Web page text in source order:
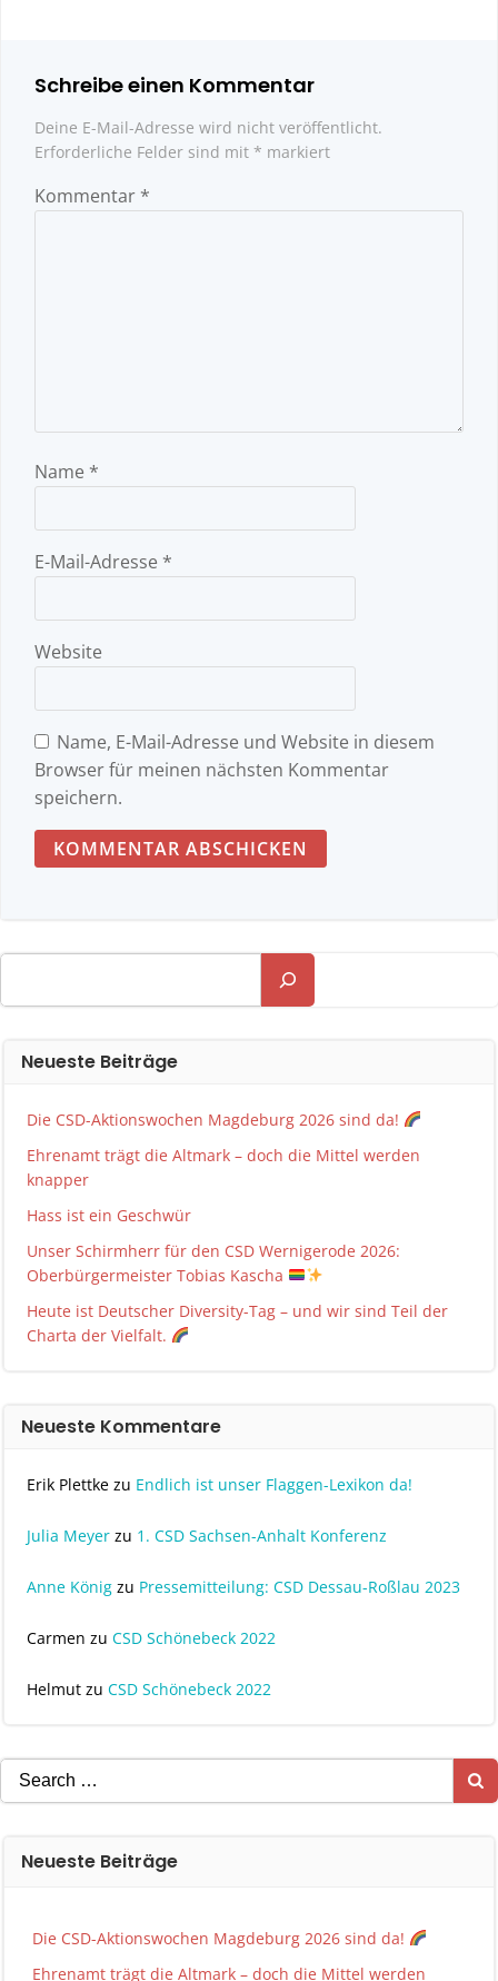
Schreibe einen Kommentar
Deine E-Mail-Adresse wird nicht veröffentlicht.
Erforderliche Felder sind mit * markiert
Kommentar *
Name *
E-Mail-Adresse *
Website
Name, E-Mail-Adresse und Website in diesem
Browser für meinen nächsten Kommentar
speichern.
Suchen
Neueste Beiträge
Die CSD-Aktionswochen Magdeburg 2026 sind da!
Ehrenamt trägt die Altmark – doch die Mittel werden
knapper
Hass ist ein Geschwür
Unser Schirmherr für den CSD Wernigerode 2026:
Oberbürgermeister Tobias Kascha
Heute ist Deutscher Diversity-Tag – und wir sind Teil der
Charta der Vielfalt.
Neueste Kommentare
Erik Plettke zu Endlich ist unser Flaggen-Lexikon da!
Julia Meyer zu 1. CSD Sachsen-Anhalt Konferenz
Anne König zu Pressemitteilung: CSD Dessau-Roßlau 2023
Carmen zu CSD Schönebeck 2022
Helmut zu CSD Schönebeck 2022
Search
for:
Neueste Beiträge
Die CSD-Aktionswochen Magdeburg 2026 sind da!
Ehrenamt trägt die Altmark – doch die Mittel werden